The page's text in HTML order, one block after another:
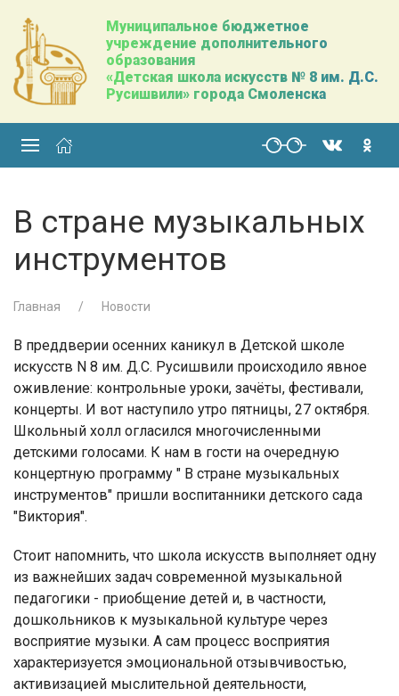
Муниципальное бюджетное
учреждение дополнительного
образования
«Детская школа искусств № 8 им. Д.С.
Русишвили» города Смоленска
В стране музыкальных
инструментов
Главная Новости
В преддверии осенних каникул в Детской школе
искусств N 8 им. Д.С. Русишвили происходило явное
оживление: контрольные уроки, зачёты, фестивали,
концерты. И вот наступило утро пятницы, 27 октября.
Школьный холл огласился многочисленными
детскими голосами. К нам в гости на очередную
концертную программу " В стране музыкальных
инструментов" пришли воспитанники детского сада
"Виктория".
Стоит напомнить, что школа искусств выполняет одну
из важнейших задач современной музыкальной
педагогики - приобщение детей и, в частности,
дошкольников к музыкальной культуре через
восприятие музыки. А сам процесс восприятия
характеризуется эмоциональной отзывчивостью,
активизацией мыслительной деятельности,